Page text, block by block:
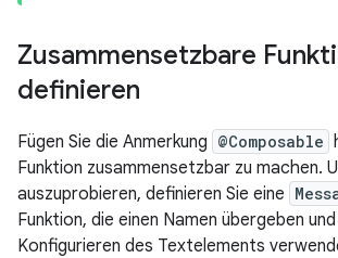
Zusammensetzbare
definieren
Fügen Sie die Anmerkung @Composable
Funktion zusammensetzbar zu machen.
auszuprobieren, definieren Sie eine
Funktion, die einen Namen übergeben
Konfigurieren des Textelements